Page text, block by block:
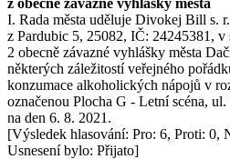
I. Rada města uděluje Divokej Bill s.
z Pardubic 5, 25082, IČ: 24245381, v
2 obecně závazné vyhlášky města
některých záležitostí veřejného
konzumace alkoholických nápojů v
označenou Plocha G - Letní scéna,
na den 6. 8. 2021.
[Výsledek hlasování: Pro: 6, Proti: 0,
Usnesení bylo: Přijato]